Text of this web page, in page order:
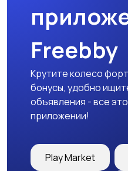
Freebby
Крутите колесо
бонусы, удобно
объявления - все
приложении!
Play Market